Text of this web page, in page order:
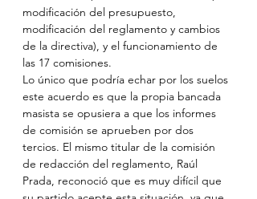
modificación del presupuesto,
modificación del reglamento y cambios
de la directiva), y el funcionamiento de
las 17 comisiones.
Lo único que podría echar por los suelos
este acuerdo es que la propia bancada
masista se opusiera a que los informes
de comisión se aprueben por dos
tercios. El mismo titular de la comisión
de redacción del reglamento, Raúl
Prada, reconoció que es muy difícil que